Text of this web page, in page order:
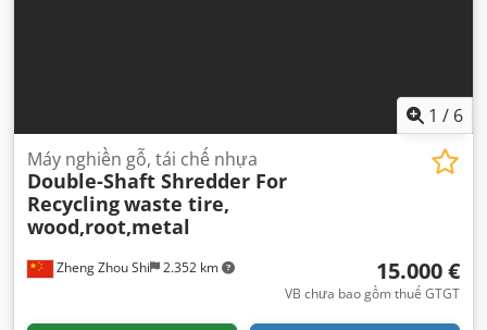
1 / 6
Zheng Zhou Shi 2.352 km
Máy nghiền gỗ, tái chế nhựa
Double-Shaft Shredder For
Recyclingwaste tire,
wood,root,metal
15.000 €
VB chưa bao gồm thuế GTGT